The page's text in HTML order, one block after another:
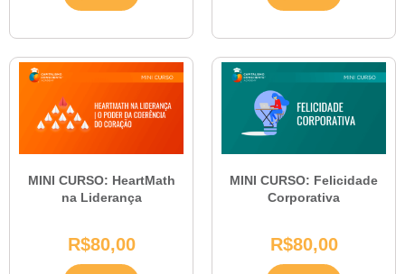
MINI CURSO: HeartMath
na Liderança
R$80,00
MINI CURSO: Felicidade
Corporativa
R$80,00